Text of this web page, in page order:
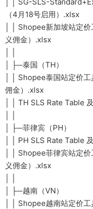
（4月18号启用）.xlsx
│ │ Shopee新加坡站定
义佣金）.xlsx
│ ├─泰国（TH）
│ │ Shopee泰国站定价
佣金）.xlsx
│ │ TH SLS Rate Table
│ ├─菲律宾（PH）
│ │ PH SLS Rate Table
│ │ Shopee菲律宾站定
义佣金）.xlsx
│ ├─越南（VN）
│ │ Shopee越南站定价